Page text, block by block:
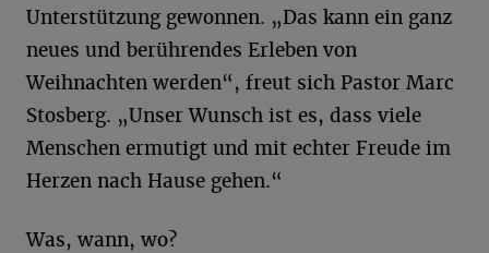
Unterstützung gewonnen. „Das kann ein ganz
neues und berührendes Erleben von
Weihnachten werden“, freut sich Pastor Marc
Stosberg. „Unser Wunsch ist es, dass viele
Menschen ermutigt und mit echter Freude im
Herzen nach Hause gehen.“
Was, wann, wo?